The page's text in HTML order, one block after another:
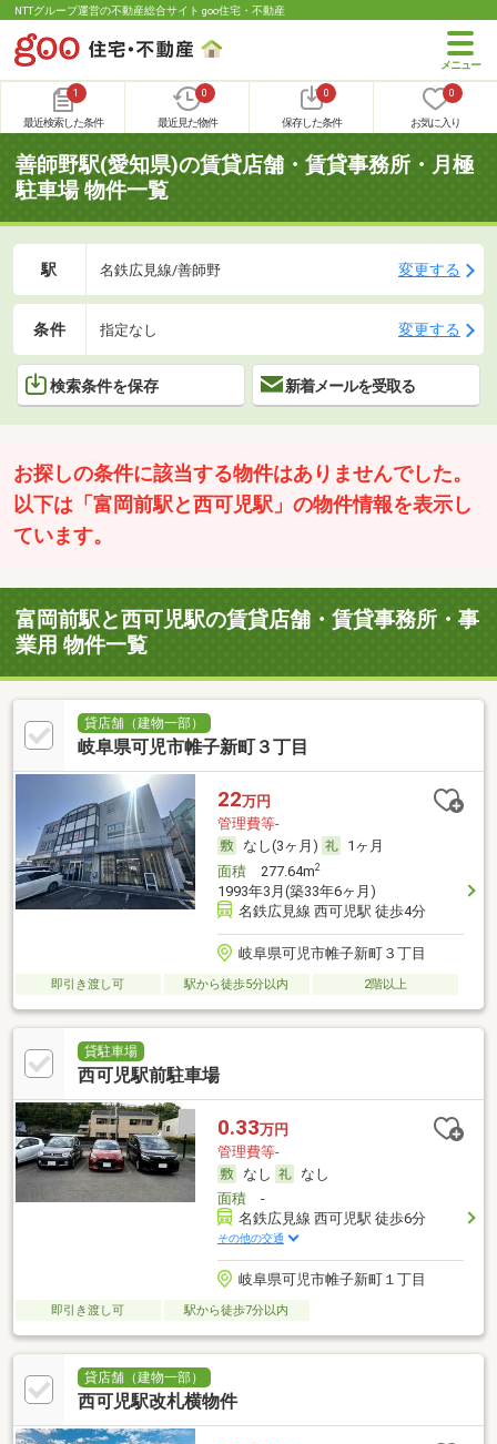
NTTグループ運営の不動産総合サイト goo住宅・不動産
1
最近検索した条件
0
最近見た物件
0
保存した条件
0
お気に入り
善師野駅(愛知県)の賃貸店舗・賃貸事務所・月極
駐車場 物件一覧
駅 名鉄広見線/善師野 変更する
条件 指定なし 変更する
検索条件を保存 新着メールを受取る
お探しの条件に該当する物件はありませんでした。
以下は「富岡前駅と西可児駅」の物件情報を表示し
ています。
富岡前駅と西可児駅の賃貸店舗・賃貸事務所・事
業用 物件一覧
貸店舗（建物一部）
岐阜県可児市帷子新町３丁目
22万円
管理費等-
なし(3ヶ月)
1ヶ月
面積277.64m2
1993年3月(築33年6ヶ月)
名鉄広見線 西可児駅 徒歩4分
岐阜県可児市帷子新町３丁目
即引き渡し可 駅から徒歩5分以内 2階以上
貸駐車場
西可児駅前駐車場
0.33万円
管理費等-
なし
なし
面積-
名鉄広見線 西可児駅 徒歩6分
その他の交通
岐阜県可児市帷子新町１丁目
即引き渡し可 駅から徒歩7分以内
貸店舗（建物一部）
西可児駅改札横物件